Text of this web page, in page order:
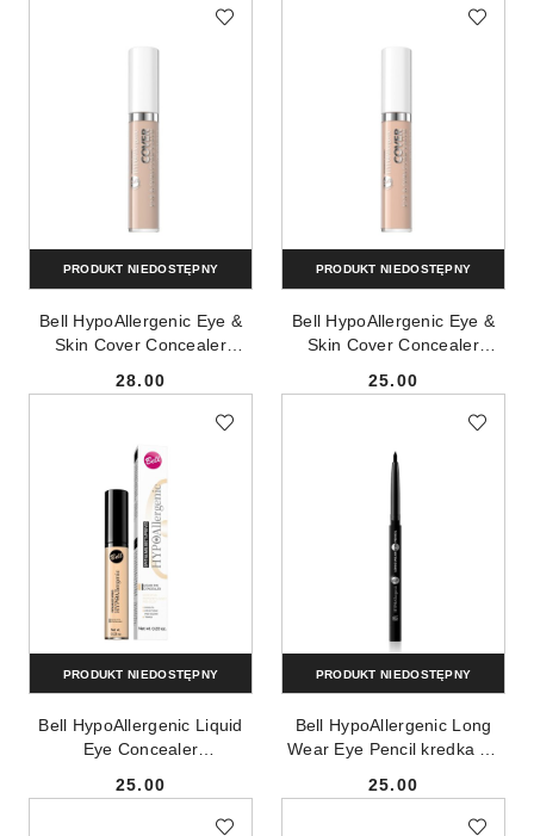
konsystencji galaretki 02
Bell HypoAllergenic Eye &
Skin Cover Concealer
kamuflujący 10 5g
Cena:
28.00
PRODUKT NIEDOSTĘPNY
Bell HypoAllergenic Eye &
Skin Cover Concealer
kamuflujący 20 5g
Cena:
25.00
PRODUKT NIEDOSTĘPNY
Bell HypoAllergenic Liquid
Eye Concealer
rozświetlający pod oczy 02
Cena:
25.00
PRODUKT NIEDOSTĘPNY
Bell HypoAllergenic Long
Wear Eye Pencil kredka do
Cena:
25.00
PRODUKT NIEDOSTĘPNY